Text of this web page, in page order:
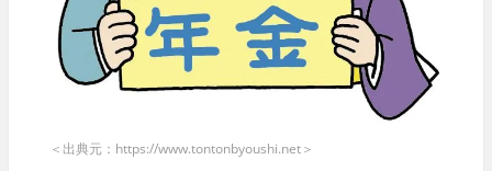
＜出典元：https://www.tontonbyoushi.net＞